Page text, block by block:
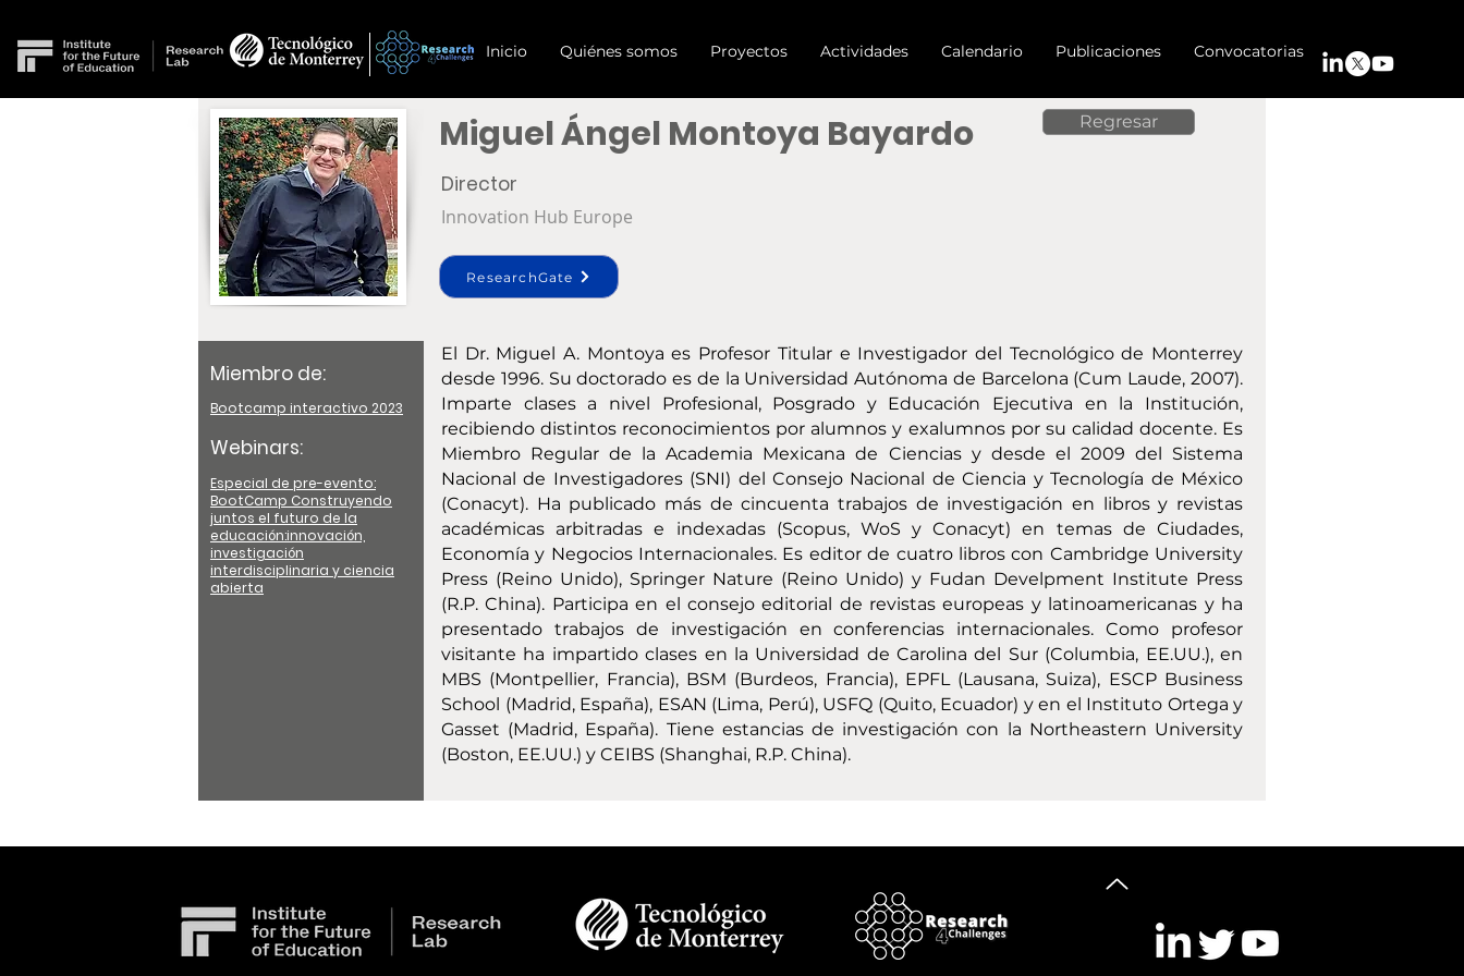
Inicio Quiénes somos Proyectos Actividades Calendario Publicaciones Convocatorias
Miguel Ángel Montoya Bayardo Regresar
Director
Innovation Hub Europe
ResearchGate
Miembro de:
Bootcamp interactivo 2023
Webinars:
Especial de pre-evento:
BootCamp Construyendo
juntos el futuro de la
educación:innovación,
investigación
interdisciplinaria y ciencia
abierta
El Dr. Miguel A. Montoya es Profesor Titular e Investigador del Tecnológico de Monterrey
desde 1996. Su doctorado es de la Universidad Autónoma de Barcelona (Cum Laude, 2007).
Imparte clases a nivel Profesional, Posgrado y Educación Ejecutiva en la Institución,
recibiendo distintos reconocimientos por alumnos y exalumnos por su calidad docente. Es
Miembro Regular de la Academia Mexicana de Ciencias y desde el 2009 del Sistema
Nacional de Investigadores (SNI) del Consejo Nacional de Ciencia y Tecnología de México
(Conacyt). Ha publicado más de cincuenta trabajos de investigación en libros y revistas
académicas arbitradas e indexadas (Scopus, WoS y Conacyt) en temas de Ciudades,
Economía y Negocios Internacionales. Es editor de cuatro libros con Cambridge University
Press (Reino Unido), Springer Nature (Reino Unido) y Fudan Develpment Institute Press
(R.P. China). Participa en el consejo editorial de revistas europeas y latinoamericanas y ha
presentado trabajos de investigación en conferencias internacionales. Como profesor
visitante ha impartido clases en la Universidad de Carolina del Sur (Columbia, EE.UU.), en
MBS (Montpellier, Francia), BSM (Burdeos, Francia), EPFL (Lausana, Suiza), ESCP Business
School (Madrid, España), ESAN (Lima, Perú), USFQ (Quito, Ecuador) y en el Instituto Ortega y
Gasset (Madrid, España). Tiene estancias de investigación con la Northeastern University
(Boston, EE.UU.) y CEIBS (Shanghai, R.P. China).